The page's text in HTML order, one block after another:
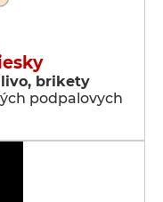
brikety
podpalovych